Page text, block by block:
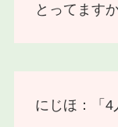
とってますか
にじほ：「4